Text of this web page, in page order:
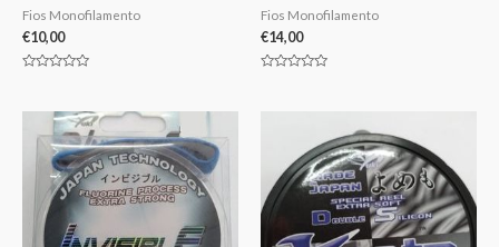
Fios Monofilamento
€10,00
5
Fios Monofilamento
€14,00